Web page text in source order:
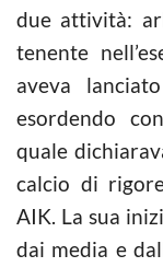
due attività:
tenente
aveva
esordendo
quale
calcio di
AIK. La sua
dai media e